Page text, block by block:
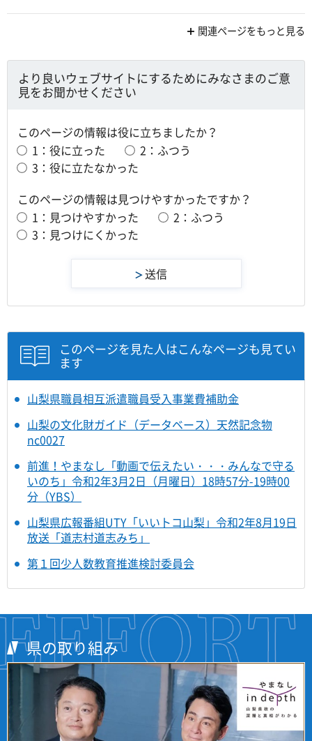
関連ページをもっと見る
より良いウェブサイトにするためにみなさまのご意
見をお聞かせください
このページの情報は役に立ちましたか？
1：役に立った
2：ふつう
3：役に立たなかった
このページの情報は見つけやすかったですか？
1：見つけやすかった
2：ふつう
3：見つけにくかった
このページを見た人はこんなページも見てい
ます
山梨県職員相互派遣職員受入事業費補助金
山梨の文化財ガイド（データベース）天然記念物
nc0027
前進！やまなし「動画で伝えたい・・・みんなで守る
いのち」令和2年3月2日（月曜日）18時57分-19時00
分（YBS）
山梨県広報番組UTY「いいトコ山梨」令和2年8月19日
放送「道志村道志みち」
第１回少人数教育推進検討委員会
県の取り組み